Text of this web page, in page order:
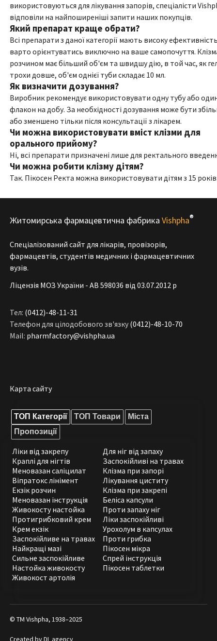
використовуються для лікування запорів, спеціалісти
відповіли на найпоширеніші запити наших покупців.
Який препарат краще обрати?
Всі препарати з даної категорії мають високу
варто орієнтуватись виключно на ваше самопочуття.
розчином має більший об'єм та швидшу дію, в той час, як
трохи довше, об'єм однієї туби складає 10 мл.
Як визначити дозування?
Виробник рекомендує використовувати одну тубу або
флакон на добу. За необхідності дозування може бути
або зменшено тільки після консультації з лікарем.
Чи можна використовувати вміст клізми для
орального прийому?
Ні, всі препарати призначені лише для ректального
Чи можна робити клізму дітям?
Так. Пікосен Ректа можна використовувати дітям з 15
Житомирська фармацевтична фабрика Vishpha®
Спеціалізований сайт для лікарів, провізорів,
фармацевтів, студентів медичних і фармацевтичних
вузів.
Ліцензія МОЗ України - АВ 598036 від 03.07.2012 р
Тел: (0412)-48-11-31
Телефон для цілодобового зв'язку (0412)-48-10-70
Mail: pharmfactory@vishpha.ua
Карта сайту
ТОП Категорії ТОП Товари
Міста
Пропозиції
Ліки від закрепу
Краплі для нігтів
Меновазан саліцилат
Віпратокс лінімент
Екзік розчин
Меновазан інструкція
Живокосту настойка
Для ніг від запаху
Заспокійливі на травах
Клізма при запорі
Лікування циститу
Клізма при закрепі
Беліса капсули
Проти запаху ніг
Протигрибковий крем
Крем екзік
Заспокійливе на травах
Найкращі мазі
Сильне заспокійливе
Настойка живокосту
Живокост артолія
Ліки заспокійливі
Урохолум в капсулах
Проти грибка
Пікосен мікра
Спрей інструкція
Пікосен таблетки
© ТМ Vishpha, 1938–2025
Created byDL agency